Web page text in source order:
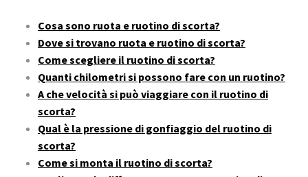
Cosa sono ruota e ruotino di scorta?
Dove si trovano ruota e ruotino di scorta?
Come scegliere il ruotino di scorta?
Quanti chilometri si possono fare con un ruotino?
A che velocità si può viaggiare con il ruotino di
scorta?
Qual è la pressione di gonfiaggio del ruotino di
scorta?
Come si monta il ruotino di scorta?